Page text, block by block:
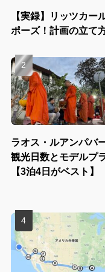
【実録】リッツカー
ポーズ！計画の立て
ラオス・ルアンパバ
観光日数とモデルプ
【3泊4日がベスト】